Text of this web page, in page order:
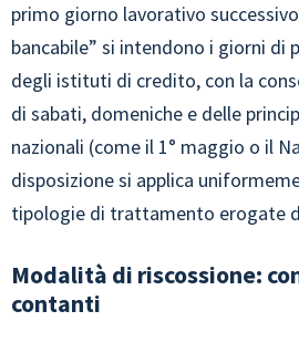
primo giorno lavorativo
bancabile” si intendono i giorni di
degli istituti di credito, con la
di sabati, domeniche e delle
nazionali (come il 1° maggio o il
disposizione si applica
tipologie di trattamento erogate
Modalità di riscossione:
contanti